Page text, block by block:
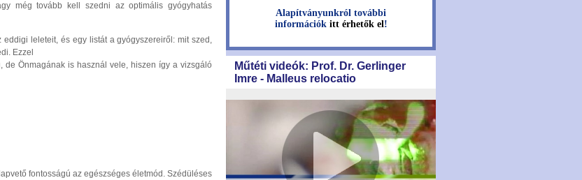
még tovább kell szedni az optimális gyógyhatás
leleteit, és egy listát a gyógyszereiről: mit szed,
Ezzel
Önmagának is használ vele, hiszen így a vizsgáló
fontosságú az egészséges életmód. Szédüléses
Alapítványunkról további
információk itt érhetők el!
Műtéti videók: Prof. Dr. Gerlinger
Imre - Malleus relocatio